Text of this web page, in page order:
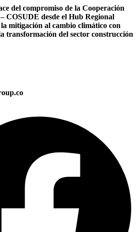
del compromiso de la Cooperación
COSUDE desde el Hub Regional
mitigación al cambio climático con
transformación del sector construcción